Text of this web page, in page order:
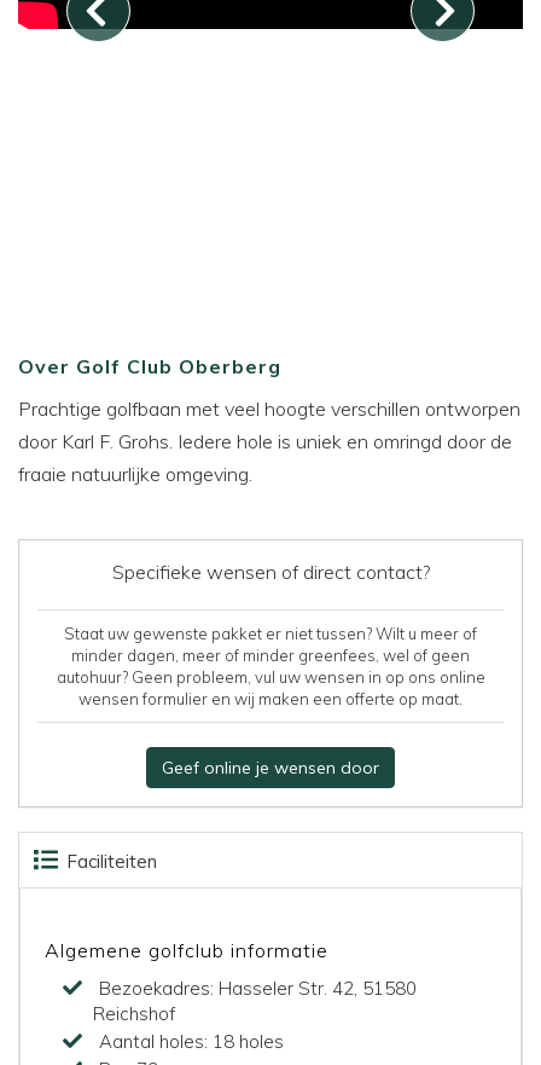
Over Golf Club Oberberg
Prachtige golfbaan met veel hoogte verschillen ontworpen
door Karl F. Grohs. Iedere hole is uniek en omringd door de
fraaie natuurlijke omgeving.
Specifieke wensen of direct contact?
Staat uw gewenste pakket er niet tussen? Wilt u meer of
minder dagen, meer of minder greenfees, wel of geen
autohuur? Geen probleem, vul uw wensen in op ons online
wensen formulier en wij maken een offerte op maat.
Geef online je wensen door
Faciliteiten
Algemene golfclub informatie
Bezoekadres: Hasseler Str. 42, 51580
Reichshof
Aantal holes: 18 holes